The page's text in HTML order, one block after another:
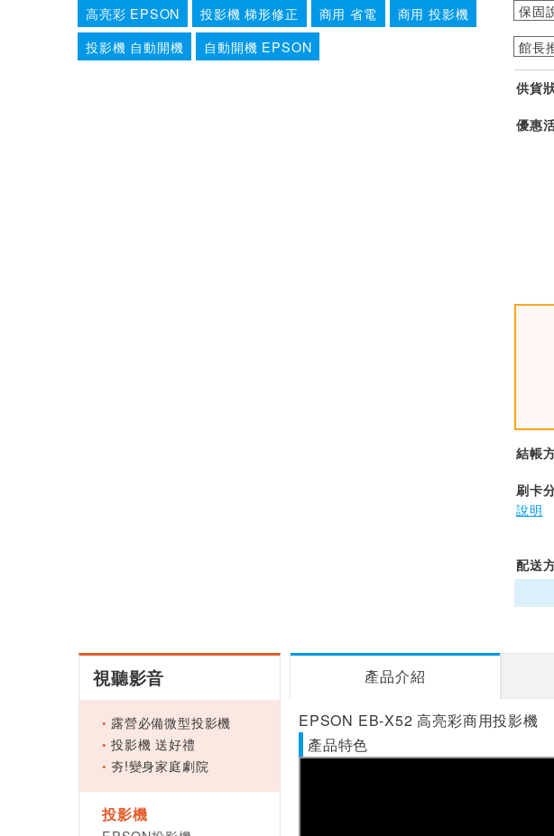
高亮彩 EPSON
投影機 梯形修正 商用 省電
商用 投影機
投影機 自動開機
自動開機 EPSON
保固
館長
供貨
優惠
結帳
刷卡
說明
配送
視聽影音
露營必備微型投影機
投影機 送好禮
夯!變身家庭劇院
投影機
產品介紹
EPSON EB-X52 高亮彩商用投影機
產品特色